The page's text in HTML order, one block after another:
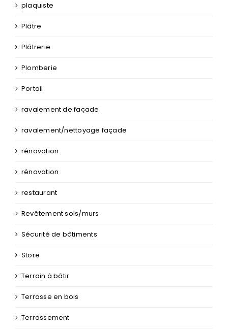
plaquiste
Plâtre
Plâtrerie
Plomberie
Portail
ravalement de façade
ravalement/nettoyage façade
rénovation
rénovation
restaurant
Revêtement sols/murs
Sécurité de bâtiments
Store
Terrain à bâtir
Terrasse en bois
Terrassement